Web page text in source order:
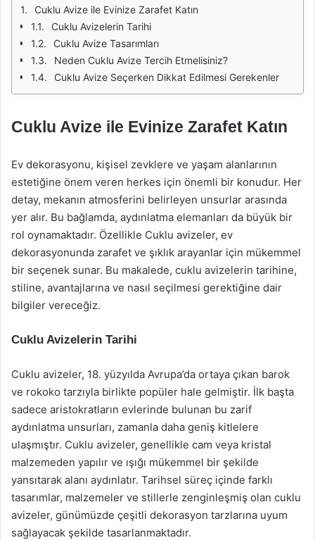
Cuklu Avize ile Evinize Zarafet Katın
Cuklu Avizelerin Tarihi
Cuklu Avize Tasarımları
Neden Cuklu Avize Tercih Etmelisiniz?
Cuklu Avize Seçerken Dikkat Edilmesi Gerekenler
Cuklu Avize ile Evinize Zarafet Katın
Ev dekorasyonu, kişisel zevklere ve yaşam alanlarının
estetiğine önem veren herkes için önemli bir konudur. Her
detay, mekanın atmosferini belirleyen unsurlar arasında
yer alır. Bu bağlamda, aydınlatma elemanları da büyük bir
rol oynamaktadır. Özellikle Cuklu avizeler, ev
dekorasyonunda zarafet ve şıklık arayanlar için mükemmel
bir seçenek sunar. Bu makalede, cuklu avizelerin tarihine,
stiline, avantajlarına ve nasıl seçilmesi gerektiğine dair
bilgiler vereceğiz.
Cuklu Avizelerin Tarihi
Cuklu avizeler, 18. yüzyılda Avrupa’da ortaya çıkan barok
ve rokoko tarzıyla birlikte popüler hale gelmiştir. İlk başta
sadece aristokratların evlerinde bulunan bu zarif
aydınlatma unsurları, zamanla daha geniş kitlelere
ulaşmıştır. Cuklu avizeler, genellikle cam veya kristal
malzemeden yapılır ve ışığı mükemmel bir şekilde
yansıtarak alanı aydınlatır. Tarihsel süreç içinde farklı
tasarımlar, malzemeler ve stillerle zenginleşmiş olan cuklu
avizeler, günümüzde çeşitli dekorasyon tarzlarına uyum
sağlayacak şekilde tasarlanmaktadır.